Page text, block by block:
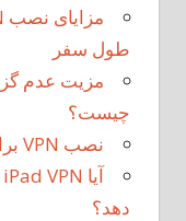
طول سفر
چیست؟
نصب VPN برای Mac چگونه انجام می شود؟
دهد؟